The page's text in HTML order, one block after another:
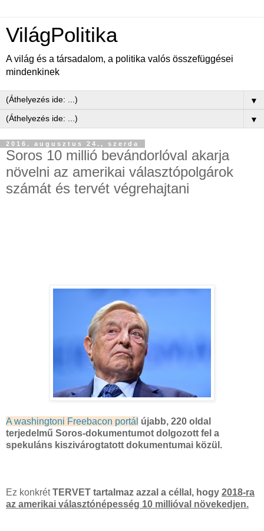
VilágPolitika
A világ és a társadalom, a politika valós összefüggései
mindenkinek
▼
▼
2016. augusztus 24., szerda
Soros 10 millió bevándorlóval akarja
növelni az amerikai választópolgárok
számát és tervét végrehajtani
A washingtoni Freebacon portál újabb, 220 oldal
terjedelmű Soros-dokumentumot dolgozott fel a
spekuláns kiszivárogtatott dokumentumai közül.
Ez konkrétTERVET tartalmaz azzal a céllal, hogy 2018-ra
az amerikai választónépesség 10 millióval növekedjen.